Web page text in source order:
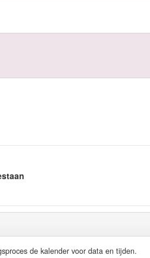
de kalender voor data en tijden.